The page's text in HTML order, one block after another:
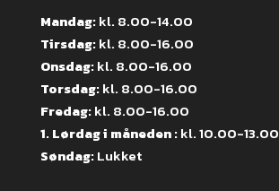
Mandag:kl. 8.00-14.00
Tirsdag:kl. 8.00-16.00
Onsdag:kl. 8.00-16.00
Torsdag:kl. 8.00-16.00
Fredag:kl. 8.00-16.00
1. Lørdag i måneden :kl. 10.00-13.00
Søndag:Lukket